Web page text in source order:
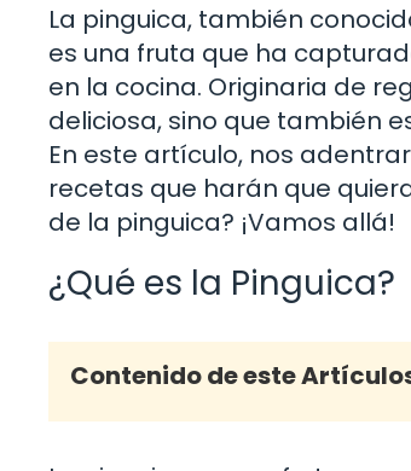
La pinguica, también
es una fruta que ha
en la cocina. Originaria de
deliciosa, sino que también
En este artículo, nos
recetas que harán que
de la pinguica? ¡Vamos allá!
¿Qué es la Pinguica?
Contenido de este